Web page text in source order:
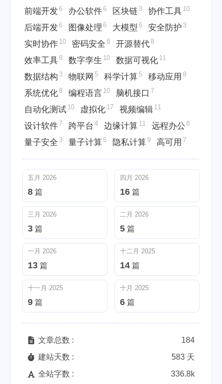
前端开发6 办公软件6 区块链 3 协作工具 10
后端开发6 图像处理 6 大模型 6 安全防护 3
实时协作 10 密码安全 8 开源替代8
效率工具8 数字孪生 10 数据可视化 11
数据结构 3 物联网 5 科学计算 5 移动应用 8
系统优化8 编程语言 10 脑机接口 7
自动化测试 10 虚拟化 17 视频编辑 11
设计软件7 跨平台 4 边缘计算 11 远程办公 8
量子安全 3 量子计算 5 隐私计算9 高可用 7
五月 2026
8 篇
四月 2026
16 篇
三月 2026
3 篇
二月 2026
5 篇
一月 2026
13 篇
十二月 2025
14 篇
十一月 2025
9 篇
十月 2025
6 篇
文章总数 :
184
建站天数 :
583 天
全站字数 :
336.8k